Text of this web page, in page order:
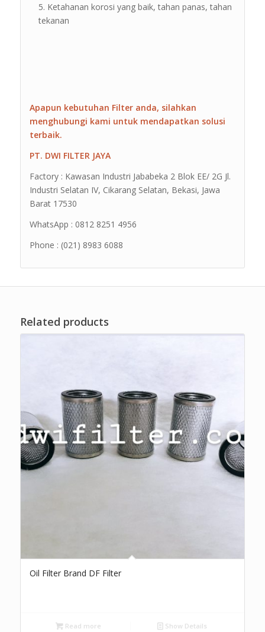
Ketahanan korosi yang baik, tahan panas, tahan
tekanan
Apapun kebutuhan Filter anda, silahkan
menghubungi kami untuk mendapatkan solusi
terbaik.
PT. DWI FILTER JAYA
Factory : Kawasan Industri Jababeka 2 Blok EE/ 2G Jl.
Industri Selatan IV, Cikarang Selatan, Bekasi, Jawa
Barat 17530
WhatsApp : 0812 8251 4956
Phone : (021) 8983 6088
Related products
Oil Filter Brand DF Filter
Read more Show Details